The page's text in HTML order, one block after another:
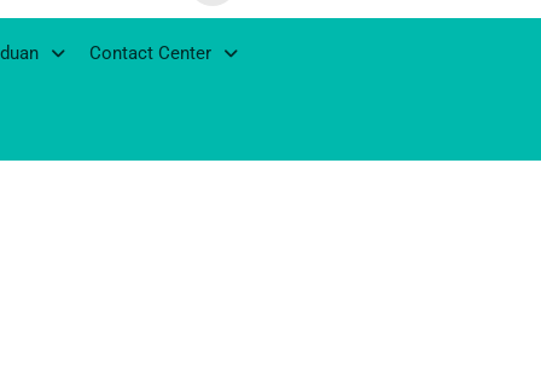
Contact Center